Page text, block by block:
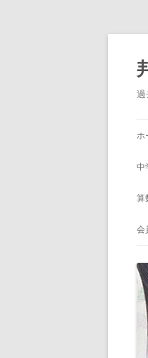
コ
テ
ン
ツ
へ
ス
過
ホ
中
算
会